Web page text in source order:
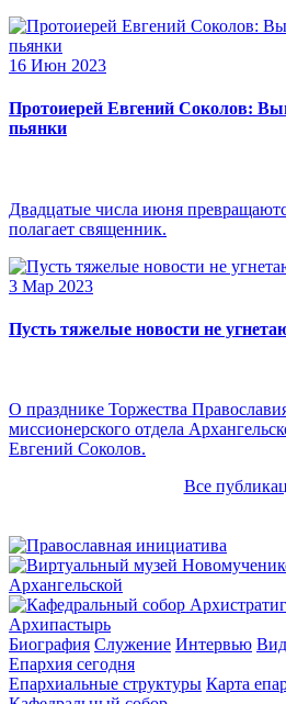
16 Июн 2023
Протоиерей Евгений Соколов:
пьянки
Двадцатые числа июня
полагает священник.
3 Мар 2023
Пусть тяжелые новости не
О празднике Торжества
миссионерского отдела
Евгений Соколов.
Все
Архипастырь
Биография Служение Интервью
Епархия сегодня
Епархиальные структуры Карта